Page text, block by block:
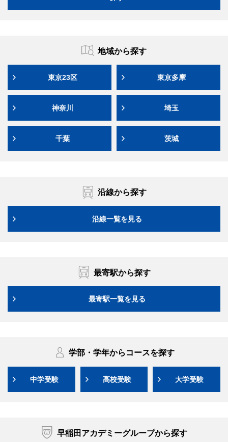
地域から探す
東京23区 東京多摩
神奈川 埼玉
千葉 茨城
沿線から探す
沿線一覧を見る
最寄駅から探す
最寄駅一覧を見る
学部・学年からコースを探す
中学受験 高校受験 大学受験
早稲田アカデミーグループから探す